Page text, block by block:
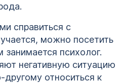
справиться с
можно посетить
занимается психолог.
негативную ситуацию
относиться к